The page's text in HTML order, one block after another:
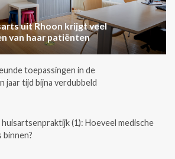
uit Rhoon krijgt veel
van haar patiënten
toepassingen in de
jaar tijd bijna verdubbeld
(1): Hoeveel medische
binnen?